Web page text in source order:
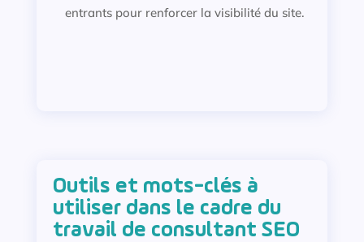
entrants pour renforcer la visibilité du site.
Outils et mots-clés à
utiliser dans le cadre du
travail de consultant SEO